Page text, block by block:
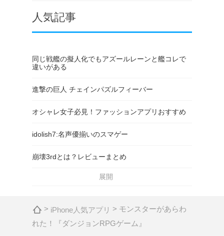
人気記事
同じ戦艦の擬人化でもアズールレーンと艦コレで
違いがある
進撃の巨人 チェインパズルフィーバー
オシャレ女子必見！ファッションアプリおすすめ
idolish7:名声優揃いのスマゲー
崩壊3rdとは？レビューまとめ
展開
> iPhone人気アプリ > モンスターがあらわ
れた！『ダンジョンRPGゲーム』